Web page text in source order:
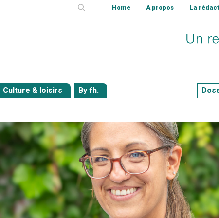
Home A propos La
Culture & loisirs By fh.